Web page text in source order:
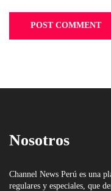
Nosotros
Channel News Perú es una
regulares y especiales, que